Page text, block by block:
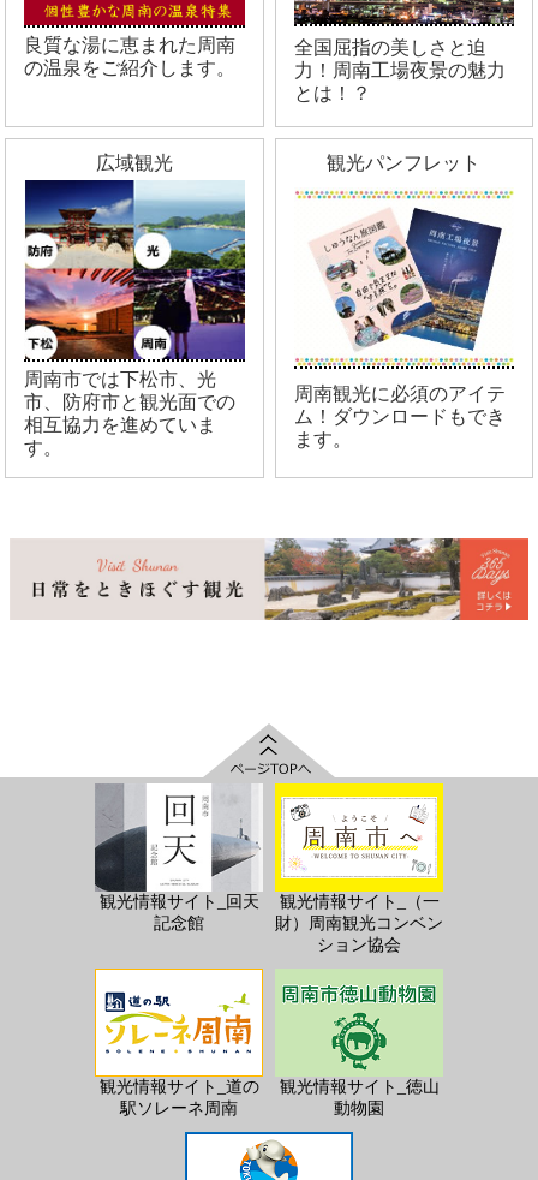
良質な湯に恵まれた周南
の温泉をご紹介します。
全国屈指の美しさと迫
力！周南工場夜景の魅力
とは！？
広域観光
周南市では下松市、光
市、防府市と観光面での
相互協力を進めていま
す。
観光パンフレット
周南観光に必須のアイテ
ム！ダウンロードもでき
ます。
観光情報サイト_回天
記念館
観光情報サイト_（一
財）周南観光コンベン
ション協会
観光情報サイト_道の
駅ソレーネ周南
観光情報サイト_徳山
動物園